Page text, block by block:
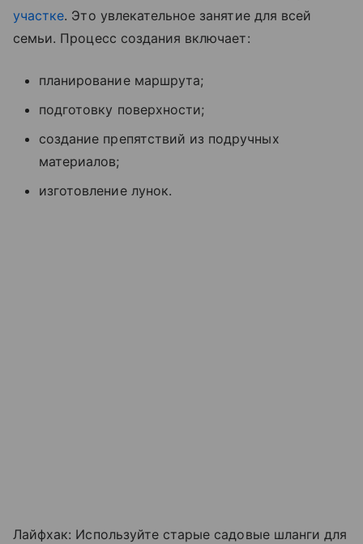
участке. Это увлекательное занятие для всей
семьи. Процесс создания включает:
планирование маршрута;
подготовку поверхности;
создание препятствий из подручных
материалов;
изготовление лунок.
Лайфхак: Используйте старые садовые шланги для